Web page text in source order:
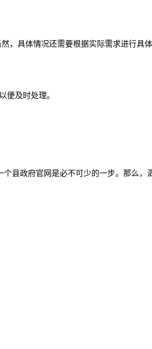
，具体情况还需要根据实际需求进行具
便及时处理。
县政府官网是必不可少的一步。那么，